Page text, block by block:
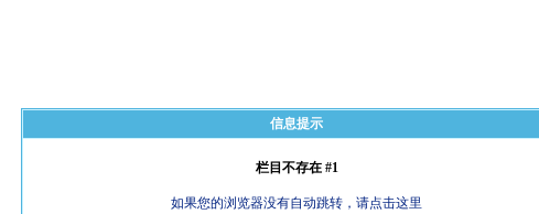
信息提示
栏目不存在 #1
如果您的浏览器没有自动跳转，请点击这里